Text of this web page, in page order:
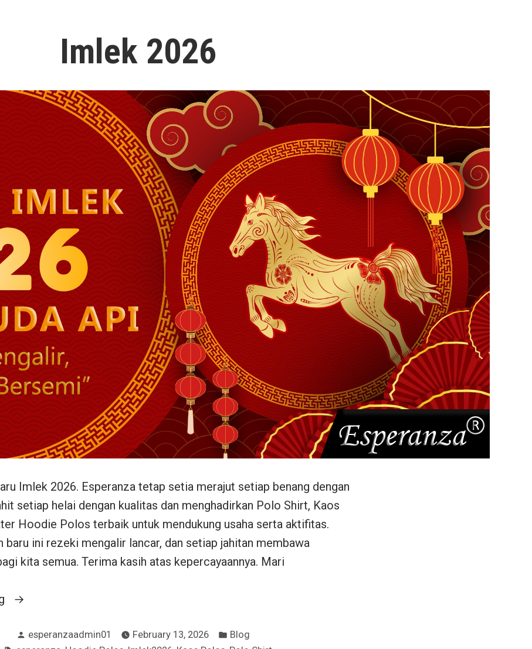
Imlek 2026
Imlek 2026. Esperanza tetap setia merajut setiap benang dengan
setiap helai dengan kualitas dan menghadirkan Polo Shirt, Kaos
Hoodie Polos terbaik untuk mendukung usaha serta aktifitas.
baru ini rezeki mengalir lancar, dan setiap jahitan membawa
kita semua. Terima kasih atas kepercayaannya. Mari
“Imlek
Posted
esperanzaadmin01 February 13, 2026
Posted
Blog